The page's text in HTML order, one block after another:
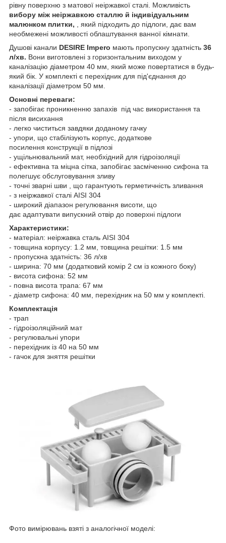
рівну поверхню з матової неіржавкої сталі. Можливість
вибору між неіржавкою сталлю й індивідуальним
малюнком плитки, , який підходить до підлоги, дає вам
необмежені можливості облаштування ванної кімнати.
Душові канали DESIRE Impero мають пропускну здатність 36
л/хв. Вони виготовлені з горизонтальним виходом у
каналізацію діаметром 40 мм, який може повертатися в будь-
який бік. У комплекті є перехідник для під'єднання до
каналізації діаметром 50 мм.
Основні переваги:
- запобігає проникненню запахів під час використання та
після висихання
- легко чиститься завдяки доданому гачку
- упори, що стабілізують корпус, додаткове
посилення конструкції в підлозі
- ущільнювальний мат, необхідний для гідроізоляції
- ефективна та міцна сітка, запобігає засміченню сифона та
полегшує обслуговування зливу
- точні зварні шви , що гарантують герметичність зливання
- з неіржавкої сталі AISI 304
- широкий діапазон регулювання висоти, що
дає адаптувати випускний отвір до поверхні підлоги
Характеристики:
- матеріал: неіржавка сталь AISI 304
- товщина корпусу: 1.2 мм, товщина решітки: 1.5 мм
- пропускна здатність: 36 л/хв
- ширина: 70 мм (додатковий комір 2 см із кожного боку)
- висота сифона: 52 мм
- повна висота трапа: 67 мм
- діаметр сифона: 40 мм, перехідник на 50 мм у комплекті.
Комплектація
- трап
- гідроізоляційний мат
- регулювальні упори
- перехідник із 40 на 50 мм
- гачок для зняття решітки
Фото вимірювань взяті з аналогічної моделі: